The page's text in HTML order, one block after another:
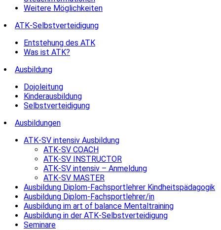
Weitere Möglichkeiten
ATK-Selbstverteidigung
Entstehung des ATK
Was ist ATK?
Ausbildung
Dojoleitung
Kinderausbildung
Selbstverteidigung
Ausbildungen
ATK-SV intensiv Ausbildung
ATK-SV COACH
ATK-SV INSTRUCTOR
ATK-SV intensiv – Anmeldung
ATK-SV MASTER
Ausbildung Diplom-Fachsportlehrer Kindheitspädagogik
Ausbildung Diplom-Fachsportlehrer/in
Ausbildung im art of balance Mentaltraining
Ausbildung in der ATK-Selbstverteidigung
Seminare